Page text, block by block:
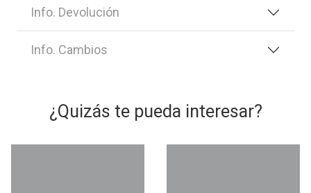
Info. Devolución
Info. Cambios
¿Quizás te pueda interesar?